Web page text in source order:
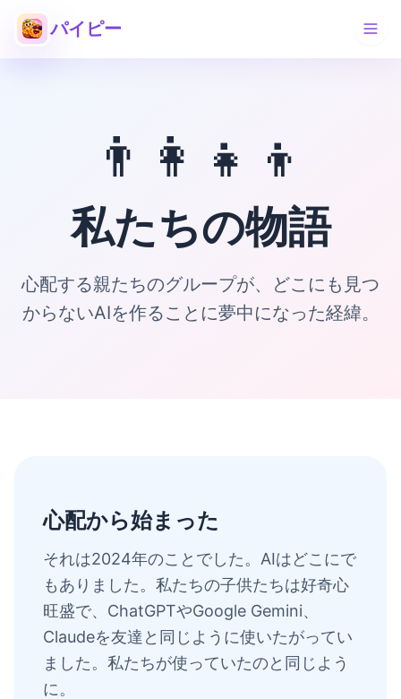
パイピー
👨‍👩‍👧‍👦
私たちの物語
心配する親たちのグループが、どこにも見つ
からないAIを作ることに夢中になった経緯。
心配から始まった
それは2024年のことでした。AIはどこにで
もありました。私たちの子供たちは好奇心
旺盛で、ChatGPTやGoogle Gemini、
Claudeを友達と同じように使いたがってい
ました。私たちが使っていたのと同じよう
に。